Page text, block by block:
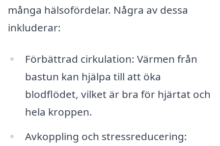
många hälsofördelar. Några av dessa
inkluderar:
Förbättrad cirkulation: Värmen från
bastun kan hjälpa till att öka
blodflödet, vilket är bra för hjärtat och
hela kroppen.
Avkoppling och stressreducering: